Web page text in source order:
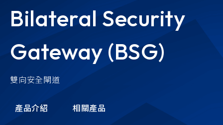
QSAN 廣盛科技
Security
Bilateral Security
Gateway (BSG)
雙向安全閘道
產品介紹 相關產品